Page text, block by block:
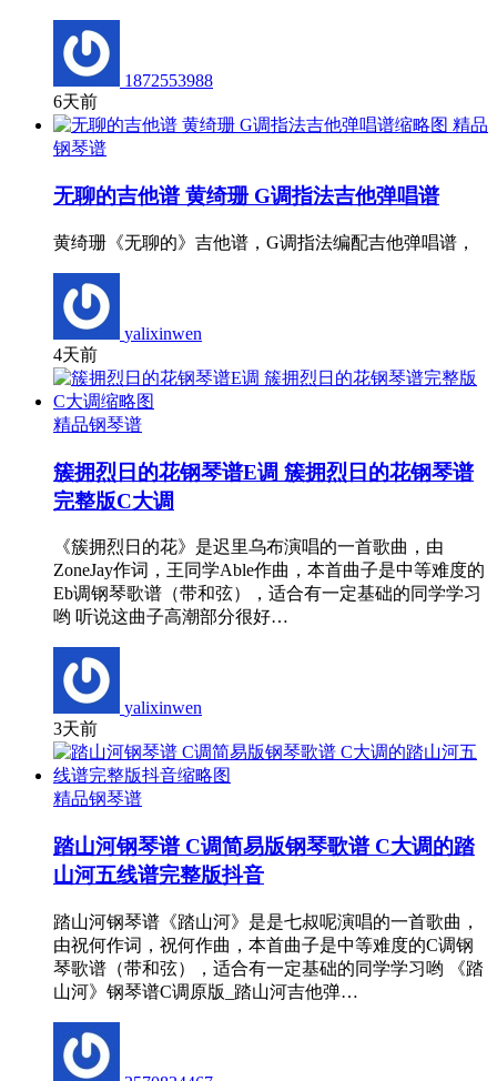
1872553988
6天前
精品
钢琴谱
无聊的吉他谱 黄绮珊 G调指法吉他弹唱谱
黄绮珊《无聊的》吉他谱，G调指法编配吉他弹唱谱，
yalixinwen
4天前
精品钢琴谱
簇拥烈日的花钢琴谱E调 簇拥烈日的花钢琴谱
完整版C大调
《簇拥烈日的花》是迟里乌布演唱的一首歌曲，由
ZoneJay作词，王同学Able作曲，本首曲子是中等难度的
Eb调钢琴歌谱（带和弦），适合有一定基础的同学学习
哟 听说这曲子高潮部分很好…
yalixinwen
3天前
精品钢琴谱
踏山河钢琴谱 C调简易版钢琴歌谱 C大调的踏
山河五线谱完整版抖音
踏山河钢琴谱《踏山河》是是七叔呢演唱的一首歌曲，
由祝何作词，祝何作曲，本首曲子是中等难度的C调钢
琴歌谱（带和弦），适合有一定基础的同学学习哟 《踏
山河》钢琴谱C调原版_踏山河吉他弹…